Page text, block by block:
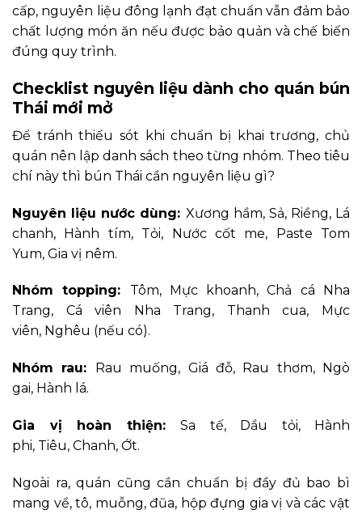
cấp, nguyên liệu đông lạnh đạt chuẩn vẫn đảm bảo
chất lượng món ăn nếu được bảo quản và chế biến
đúng quy trình.
Checklist nguyên liệu dành cho quán bún
Thái mới mở
Để tránh thiếu sót khi chuẩn bị khai trương, chủ
quán nên lập danh sách theo từng nhóm. Theo tiêu
chí này thì bún Thái cần nguyên liệu gì?
Nguyên liệu nước dùng: Xương hầm, Sả, Riềng, Lá
chanh, Hành tím, Tỏi, Nước cốt me, Paste Tom
Yum, Gia vị nêm.
Nhóm topping: Tôm, Mực khoanh, Chả cá Nha
Trang, Cá viên Nha Trang, Thanh cua, Mực
viên, Nghêu (nếu có).
Nhóm rau:
Rau muống, Giá đỗ, Rau thơm, Ngò
gai, Hành lá.
Gia vị hoàn thiện: Sa tế, Dầu tỏi, Hành
phi, Tiêu, Chanh, Ớt.
Ngoài ra, quán cũng cần chuẩn bị đầy đủ bao bì
mang về, tô, muỗng, đũa, hộp đựng gia vị và các vật